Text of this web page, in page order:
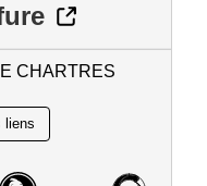
CHARTRES